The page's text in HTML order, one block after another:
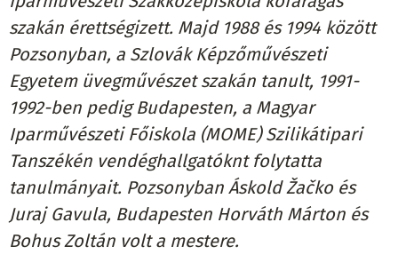
szakán érettségizett. Majd 1988 és 1994 között
Pozsonyban, a Szlovák Képzőművészeti
Egyetem üvegművészet szakán tanult, 1991-
1992-ben pedig Budapesten, a Magyar
Iparművészeti Főiskola (MOME) Szilikátipari
Tanszékén vendéghallgatóknt folytatta
tanulmányait. Pozsonyban Áskold Žačko és
Juraj Gavula, Budapesten Horváth Márton és
Bohus Zoltán volt a mestere.